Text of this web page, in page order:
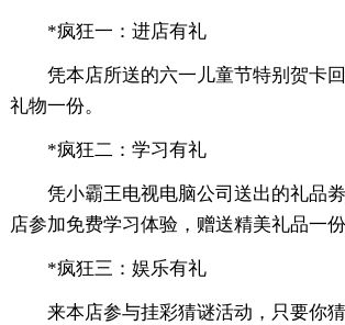
*疯狂一：进店有礼
凭本店所送的六一儿童节特别贺卡
礼物一份。
*疯狂二：学习有礼
凭小霸王电视电脑公司送出的礼品
店参加免费学习体验，赠送精美礼品一份
*疯狂三：娱乐有礼
来本店参与挂彩猜谜活动，只要你